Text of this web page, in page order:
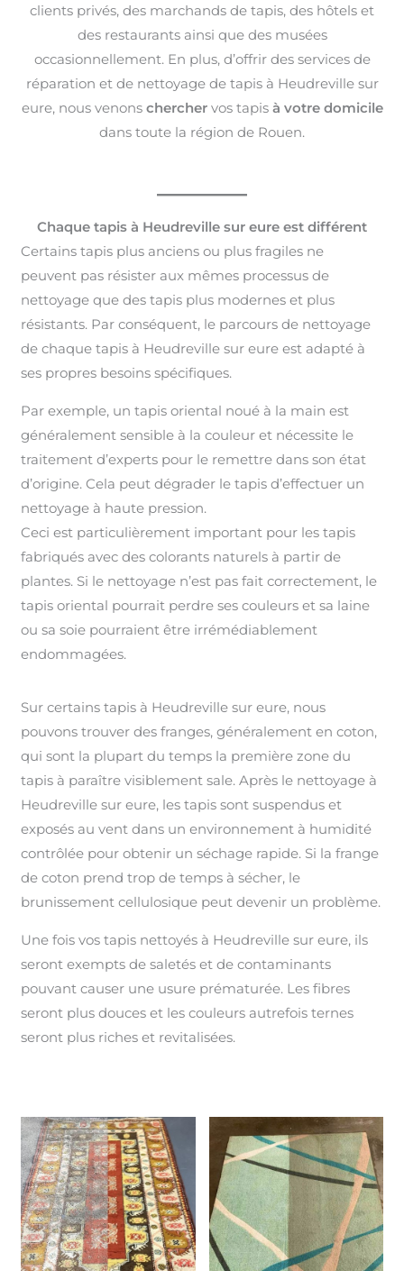
clients privés, des marchands de tapis, des hôtels et
des restaurants ainsi que des musées
occasionnellement. En plus, d’offrir des services de
réparation et de nettoyage de tapis à Heudreville sur
eure, nous venons chercher vos tapis à votre domicile
dans toute la région de Rouen.
Chaque tapis à Heudreville sur eure est différent
Certains tapis plus anciens ou plus fragiles ne
peuvent pas résister aux mêmes processus de
nettoyage que des tapis plus modernes et plus
résistants. Par conséquent, le parcours de nettoyage
de chaque tapis à Heudreville sur eure est adapté à
ses propres besoins spécifiques.
Par exemple, un tapis oriental noué à la main est
généralement sensible à la couleur et nécessite le
traitement d’experts pour le remettre dans son état
d’origine. Cela peut dégrader le tapis d’effectuer un
nettoyage à haute pression.
Ceci est particulièrement important pour les tapis
fabriqués avec des colorants naturels à partir de
plantes. Si le nettoyage n’est pas fait correctement, le
tapis oriental pourrait perdre ses couleurs et sa laine
ou sa soie pourraient être irrémédiablement
endommagées.
Sur certains tapis à Heudreville sur eure, nous
pouvons trouver des franges, généralement en coton,
qui sont la plupart du temps la première zone du
tapis à paraître visiblement sale. Après le nettoyage à
Heudreville sur eure, les tapis sont suspendus et
exposés au vent dans un environnement à humidité
contrôlée pour obtenir un séchage rapide. Si la frange
de coton prend trop de temps à sécher, le
brunissement cellulosique peut devenir un problème.
Une fois vos tapis nettoyés à Heudreville sur eure, ils
seront exempts de saletés et de contaminants
pouvant causer une usure prématurée. Les fibres
seront plus douces et les couleurs autrefois ternes
seront plus riches et revitalisées.